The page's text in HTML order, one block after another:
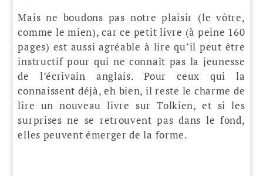
Mais ne boudons pas notre plaisir (le vôtre,
comme le mien), car ce petit livre (à peine 160
pages) est aussi agréable à lire qu’il peut être
instructif pour qui ne connaît pas la jeunesse
de l’écrivain anglais. Pour ceux qui la
connaissent déjà, eh bien, il reste le charme de
lire un nouveau livre sur Tolkien, et si les
surprises ne se retrouvent pas dans le fond,
elles peuvent émerger de la forme.